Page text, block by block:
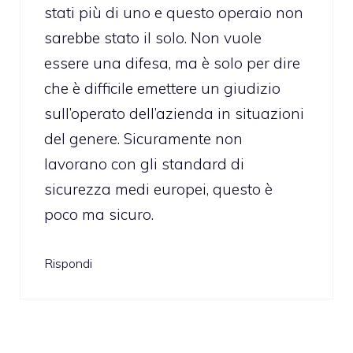
stati più di uno e questo operaio non
sarebbe stato il solo. Non vuole
essere una difesa, ma è solo per dire
che è difficile emettere un giudizio
sull’operato dell’azienda in situazioni
del genere. Sicuramente non
lavorano con gli standard di
sicurezza medi europei, questo è
poco ma sicuro.
Rispondi